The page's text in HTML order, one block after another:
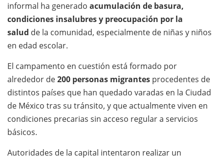
informal ha generado acumulación de basura,
condiciones insalubres y preocupación por la
salud de la comunidad, especialmente de niñas y niños
en edad escolar.
El campamento en cuestión está formado por
alrededor de200 personas migrantes procedentes de
distintos países que han quedado varadas en la Ciudad
de México tras su tránsito, y que actualmente viven en
condiciones precarias sin acceso regular a servicios
básicos.
Autoridades de la capital intentaron realizar un